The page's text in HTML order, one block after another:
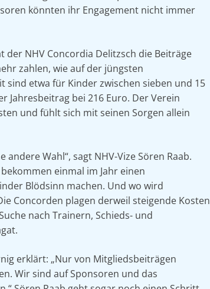
könnten ihr Engagement nicht immer
der NHV Concordia Delitzsch die Beiträge
zahlen, wie auf der jüngsten
etwa für Kinder zwischen sieben und 15
Jahresbeitrag bei 216 Euro. Der Verein
und fühlt sich mit seinen Sorgen allein
Wahl“, sagt NHV-Vize Sören Raab.
einmal im Jahr einen
Blödsinn machen. Und wo wird
Concorden plagen derweil steigende Kosten
nach Trainern, Schieds- und
erklärt: „Nur von Mitgliedsbeiträgen
Wir sind auf Sponsoren und das